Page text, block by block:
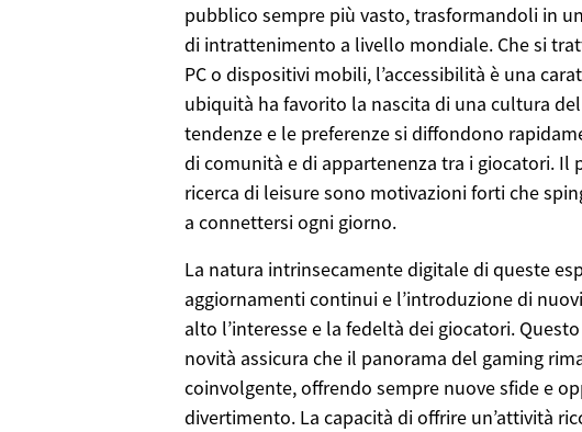
pubblico sempre più vasto, trasformandoli in
di intrattenimento a livello mondiale. Che si
PC o dispositivi mobili, l’accessibilità è una
ubiquità ha favorito la nascita di una cultura
tendenze e le preferenze si diffondono
di comunità e di appartenenza tra i giocatori. Il
ricerca di leisure sono motivazioni forti che
a connettersi ogni giorno.
La natura intrinsecamente digitale di queste
aggiornamenti continui e l’introduzione di
alto l’interesse e la fedeltà dei giocatori.
novità assicura che il panorama del gaming
coinvolgente, offrendo sempre nuove sfide e
divertimento. La capacità di offrire un’attività